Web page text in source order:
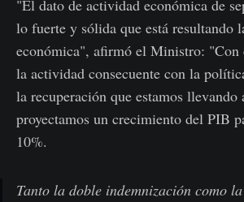
"El dato de actividad económica de
lo fuerte y sólida que está resultando
económica", afirmó el Ministro: "Con
la actividad consecuente con la
la recuperación que estamos llevando
proyectamos un crecimiento del PIB
10%.
Tanto la doble indemnización como